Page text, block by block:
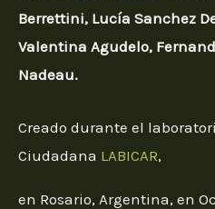
Berrettini, Lucía Sanchez
Valentina Agudelo,
Nadeau. ​
Creado durante el
Ciudadana LABICAR,
en Rosario, Argentina, en